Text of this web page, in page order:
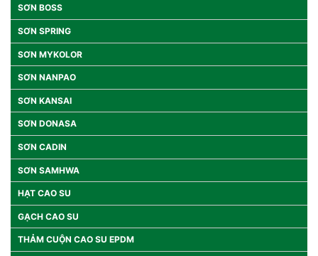
SƠN BOSS
SƠN SPRING
SƠN MYKOLOR
SƠN NANPAO
SƠN KANSAI
SƠN DONASA
SƠN CADIN
SƠN SAMHWA
HẠT CAO SU
GẠCH CAO SU
THẢM CUỘN CAO SU EPDM